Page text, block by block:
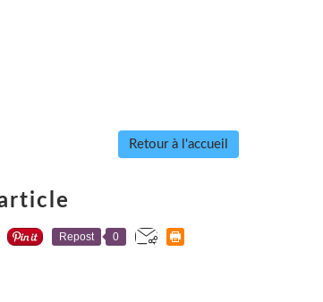
Retour à l'accueil
Repost 0